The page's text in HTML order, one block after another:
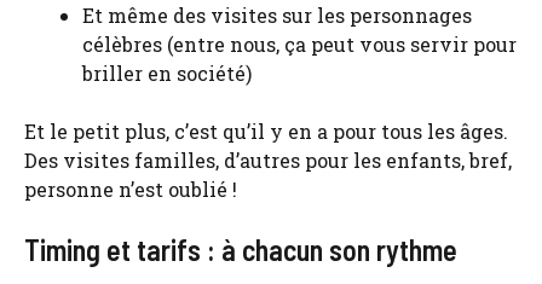
Et même des visites sur les personnages
célèbres (entre nous, ça peut vous servir pour
briller en société)
Et le petit plus, c’est qu’il y en a pour tous les âges.
Des visites familles, d’autres pour les enfants, bref,
personne n’est oublié !
Timing et tarifs : à chacun son rythme